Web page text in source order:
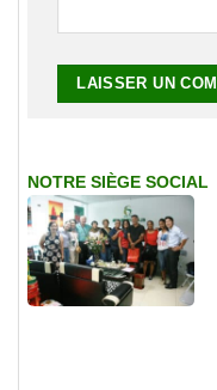
NOTRE SIÈGE SOCIAL